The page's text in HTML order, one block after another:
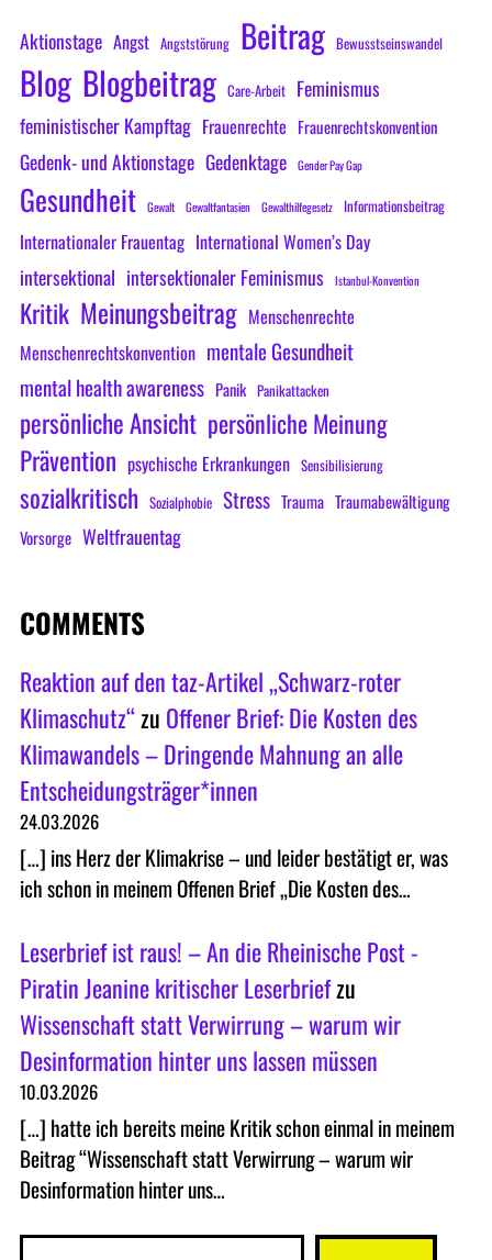
Aktionstage Angst Angststörung Beitrag Bewusstseinswandel
Blog Blogbeitrag Care-Arbeit Feminismus
feministischer Kampftag Frauenrechte Frauenrechtskonvention
Gedenk- und Aktionstage Gedenktage Gender Pay Gap
Gesundheit Gewalt Gewaltfantasien Gewalthilfegesetz Informationsbeitrag
Internationaler Frauentag International Women’s Day
intersektional intersektionaler Feminismus Istanbul-Konvention
Kritik Meinungsbeitrag Menschenrechte
Menschenrechtskonvention mentale Gesundheit
mental health awareness Panik Panikattacken
persönliche Ansicht persönliche Meinung
Prävention psychische Erkrankungen Sensibilisierung
sozialkritisch Sozialphobie Stress Trauma Traumabewältigung
Vorsorge Weltfrauentag
COMMENTS
Reaktion auf den taz-Artikel „Schwarz-roter
Klimaschutz“zu Offener Brief: Die Kosten des
Klimawandels – Dringende Mahnung an alle
Entscheidungsträger*innen
24.03.2026
[…] ins Herz der Klimakrise – und leider bestätigt er, was
ich schon in meinem Offenen Brief „Die Kosten des…
Leserbrief ist raus! – An die Rheinische Post -
Piratin Jeanine kritischer Leserbriefzu
Wissenschaft statt Verwirrung – warum wir
Desinformation hinter uns lassen müssen
10.03.2026
[…] hatte ich bereits meine Kritik schon einmal in meinem
Beitrag “Wissenschaft statt Verwirrung – warum wir
Desinformation hinter uns…